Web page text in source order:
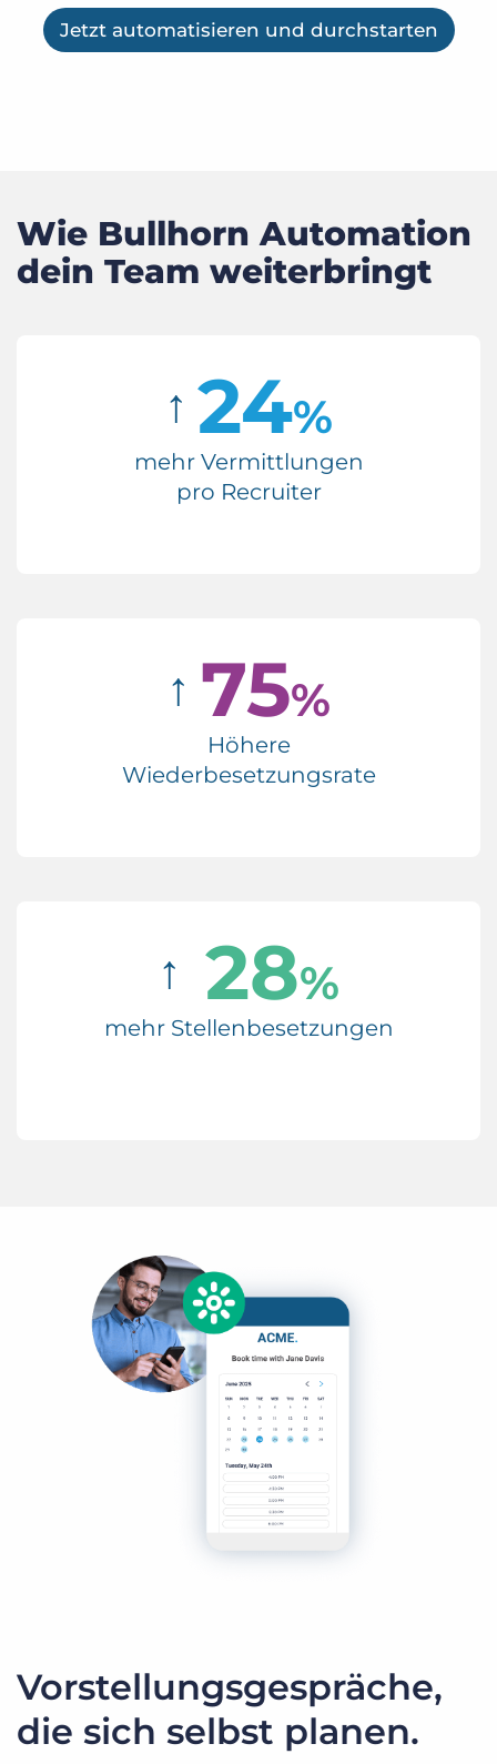
Jetzt automatisieren und durchstarten
Wie Bullhorn Automation
dein Team weiterbringt
↑ 24%
mehr Vermittlungen
pro Recruiter
↑ 75%
Höhere
Wiederbesetzungsrate
↑ 28%
mehr Stellenbesetzungen
Vorstellungsgespräche,
die sich selbst planen.